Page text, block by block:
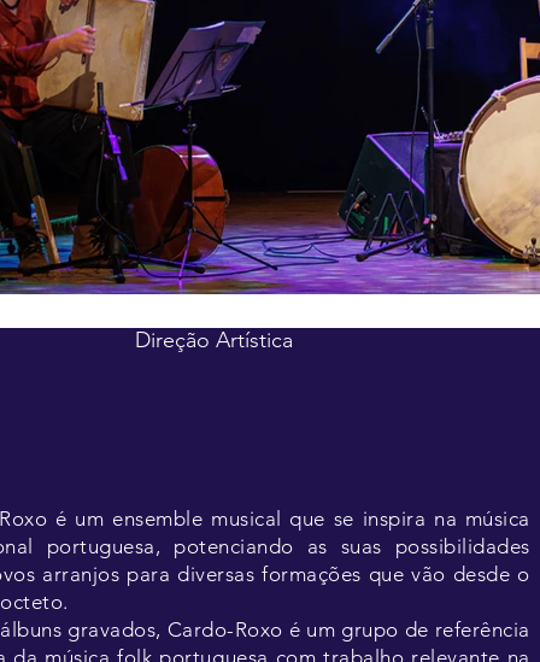
Direção Artística
é um ensemble musical que se inspira na música
portuguesa, potenciando as suas possibilidades
arranjos para diversas formações que vão desde o
gravados, Cardo-Roxo é um grupo de referência
da música folk portuguesa com trabalho relevante na